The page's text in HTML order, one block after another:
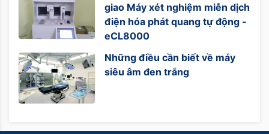
giao Máy xét nghiệm miễn dịch
điện hóa phát quang tự động -
eCL8000
Những điều cần biết về máy
siêu âm đen trắng